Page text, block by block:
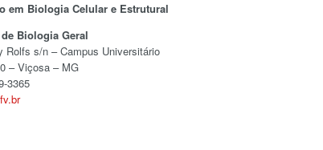
em Biologia Celular e Estrutural
Biologia Geral
Rolfs s/n – Campus Universitário
– Viçosa – MG
3365